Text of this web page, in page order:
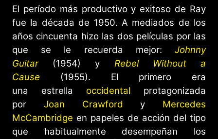
El período más productivo y exitoso de Ray
fue la década de 1950. A mediados de los
años cincuenta hizo las dos películas por las
que se le recuerda mejor: Johnny
Guitar(1954) y Rebel Without a
Cause (1955). El primero era
una estrella occidental protagonizada
por Joan Crawford y Mercedes
McCambridge en papeles de acción del tipo
que habitualmente desempeñan los